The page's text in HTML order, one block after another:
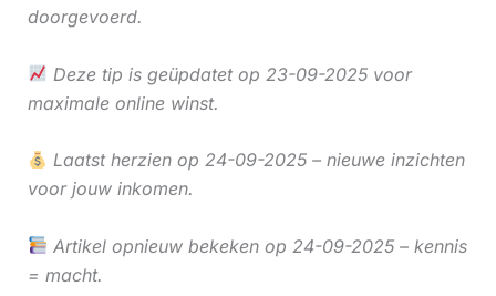
doorgevoerd.
Deze tip is geüpdatet op 23-09-2025 voor
maximale online winst.
Laatst herzien op 24-09-2025 – nieuwe inzichten
voor jouw inkomen.
Artikel opnieuw bekeken op 24-09-2025 – kennis
= macht.